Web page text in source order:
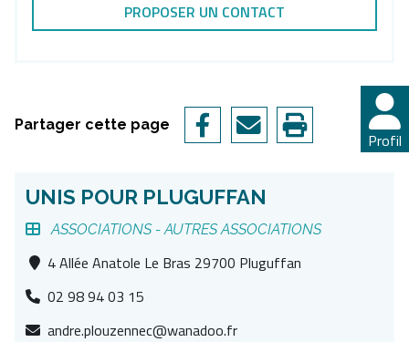
UNIS POUR PLUGUFFAN
ASSOCIATIONS - AUTRES ASSOCIATIONS
4 Allée Anatole Le Bras 29700 Pluguffan
02 98 94 03 15
andre.plouzennec@wanadoo.fr
PROPOSER UN CONTACT
Partager cette page
Profil